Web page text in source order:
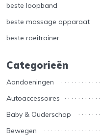
beste loopband
beste massage apparaat
beste roeitrainer
Categorieën
Aandoeningen
Autoaccessoires
Baby & Ouderschap
Bewegen